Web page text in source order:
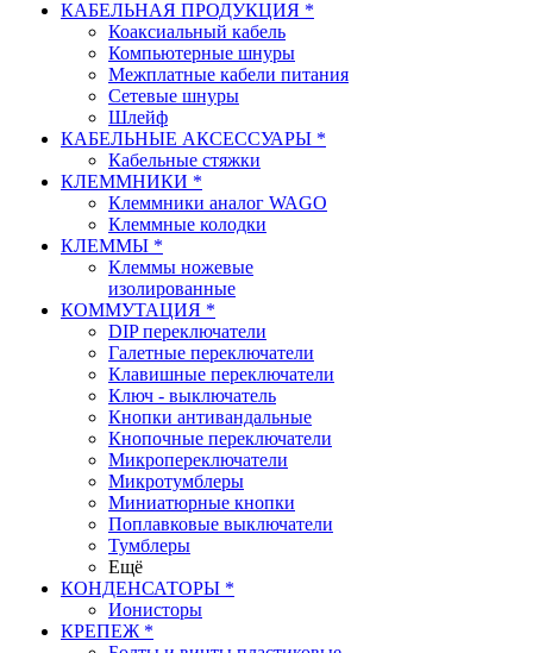
КАБЕЛЬНАЯ ПРОДУКЦИЯ *
Коаксиальный кабель
Компьютерные шнуры
Межплатные кабели питания
Сетевые шнуры
Шлейф
КАБЕЛЬНЫЕ АКСЕССУАРЫ *
Кабельные стяжки
КЛЕММНИКИ *
Клеммники аналог WAGO
Клеммные колодки
КЛЕММЫ *
Клеммы ножевые
изолированные
КОММУТАЦИЯ *
DIP переключатели
Галетные переключатели
Клавишные переключатели
Ключ - выключатель
Кнопки антивандальные
Кнопочные переключатели
Микропереключатели
Микротумблеры
Миниатюрные кнопки
Поплавковые выключатели
Тумблеры
Ещё
КОНДЕНСАТОРЫ *
Ионисторы
КРЕПЕЖ *